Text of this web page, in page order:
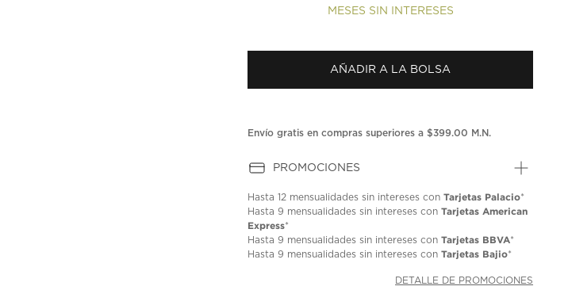
MESES SIN INTERESES
AÑADIR A LA BOLSA
Envío gratis en compras superiores a $399.00 M.N.
PROMOCIONES
Hasta12 mensualidades sin intereses conTarjetas Palacio*
Hasta9 mensualidades sin intereses conTarjetas American
Express*
Hasta9 mensualidades sin intereses conTarjetas BBVA*
Hasta9 mensualidades sin intereses conTarjetas Bajio*
DETALLE DE PROMOCIONES